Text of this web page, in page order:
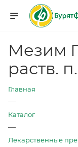
Мезим
раств.
Главная
—
Каталог
—
Лекарственные